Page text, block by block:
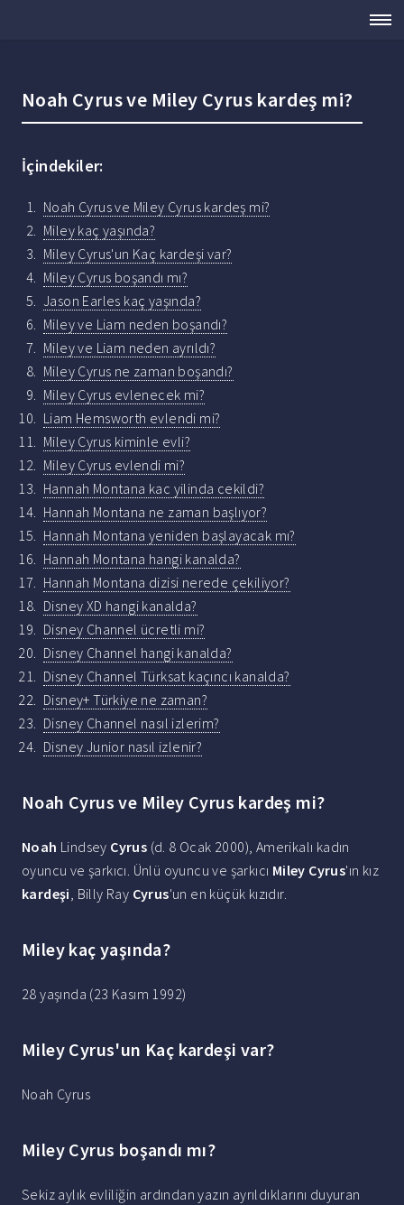
Noah Cyrus ve Miley Cyrus kardeş mi?
İçindekiler:
Noah Cyrus ve Miley Cyrus kardeş mi?
Miley kaç yaşında?
Miley Cyrus'un Kaç kardeşi var?
Miley Cyrus boşandı mı?
Jason Earles kaç yaşında?
Miley ve Liam neden boşandı?
Miley ve Liam neden ayrıldı?
Miley Cyrus ne zaman boşandı?
Miley Cyrus evlenecek mi?
Liam Hemsworth evlendi mi?
Miley Cyrus kiminle evli?
Miley Cyrus evlendi mi?
Hannah Montana kac yilinda cekildi?
Hannah Montana ne zaman başlıyor?
Hannah Montana yeniden başlayacak mı?
Hannah Montana hangi kanalda?
Hannah Montana dizisi nerede çekiliyor?
Disney XD hangi kanalda?
Disney Channel ücretli mi?
Disney Channel hangi kanalda?
Disney Channel Türksat kaçıncı kanalda?
Disney+ Türkiye ne zaman?
Disney Channel nasıl izlerim?
Disney Junior nasıl izlenir?
Noah Cyrus ve Miley Cyrus kardeş mi?
Noah Lindsey Cyrus (d. 8 Ocak 2000), Amerikalı kadın
oyuncu ve şarkıcı. Ünlü oyuncu ve şarkıcı Miley Cyrus'ın kız
kardeşi, Billy Ray Cyrus'un en küçük kızıdır.
Miley kaç yaşında?
28 yaşında (23 Kasım 1992)
Miley Cyrus'un Kaç kardeşi var?
Noah Cyrus
Miley Cyrus boşandı mı?
Sekiz aylık evliliğin ardından yazın ayrıldıklarını duyuran